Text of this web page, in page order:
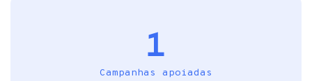
1
Campanhas apoiadas